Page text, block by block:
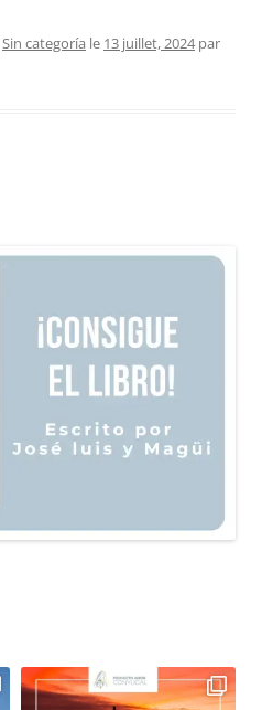
Sin categoría le 13 juillet, 2024 par